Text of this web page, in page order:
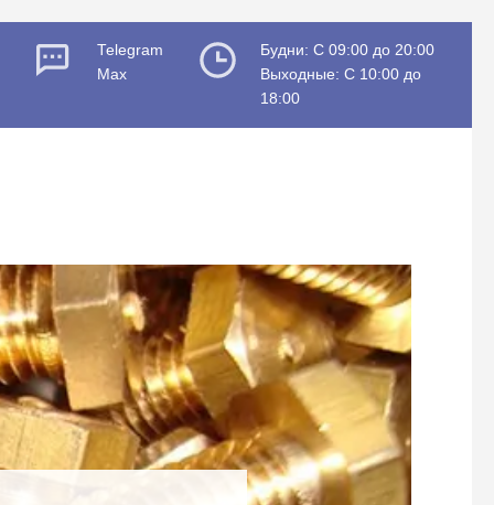
Telegram
Max
Будни: C 09:00 до 20:00
Выходные: C 10:00 до
18:00